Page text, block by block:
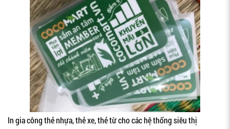
In gia công thẻ nhựa, thẻ xe, thẻ từ cho các hệ thống siêu thị